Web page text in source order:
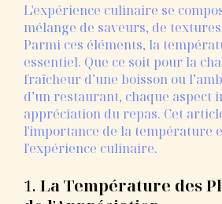
L'expérience culinaire se
mélange de saveurs, de
Parmi ces éléments, la
essentiel. Que ce soit pour la
fraîcheur d’une boisson ou
d’un restaurant, chaque aspect
appréciation du repas. Cet
l'importance de la température
l'expérience culinaire.
1. La Température des